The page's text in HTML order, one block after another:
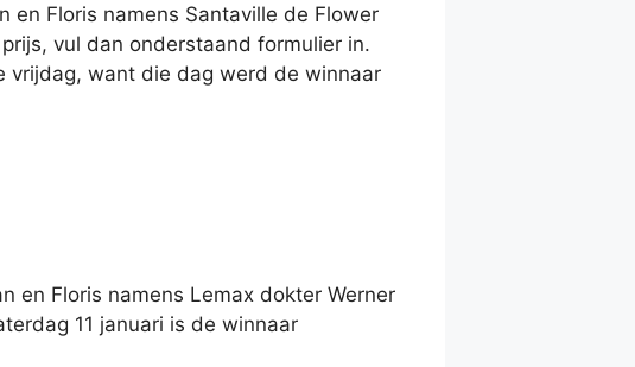
en Floris namens Santaville de Flower
vul dan onderstaand formulier in.
vrijdag, want die dag werd de winnaar
en Floris namens Lemax dokter Werner
11 januari is de winnaar